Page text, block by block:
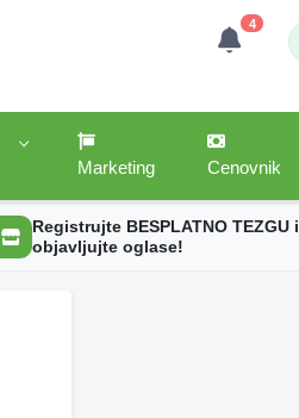
4
Marketing
Cenovnik
Registrujte BESPLATNO TEZGU i
objavljujte oglase!